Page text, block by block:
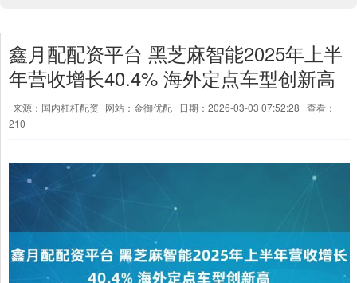
鑫月配配资平台 黑芝麻智能2025年上半
年营收增长40.4% 海外定点车型创新高
来源：国内杠杆配资 网站：金御优配 日期：2026-03-03 07:52:28 查看：
210